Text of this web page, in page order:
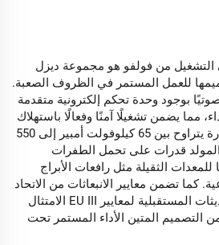
التشغيل من فولفو هو مجموعة ديزل
للعمل المستمر في الظروف الصعبة.
بوجود وحدة تحكم إلكترونية متقدمة
مما يضمن تشغيلًا آمنًا وفعالًا باستهلاك
منخفض للوقود. وبمدى قدرة يتراوح بين 65 كيلوفولت أمبير إلى 550
المولد قدرات على تحمل الطفرات
للمعدات الثقيلة مثل رافعات الأبراج
كما تضمن معايير الانبعاثات من الاتحاد
الأوروبي EU II حاليًا والتحديثات المستقبلية لمعايير EU III الامتثال
التصميم المتين الأداء المستمر تحت